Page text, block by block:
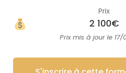
Prix
2 100€
Prix mis à jour le 17/